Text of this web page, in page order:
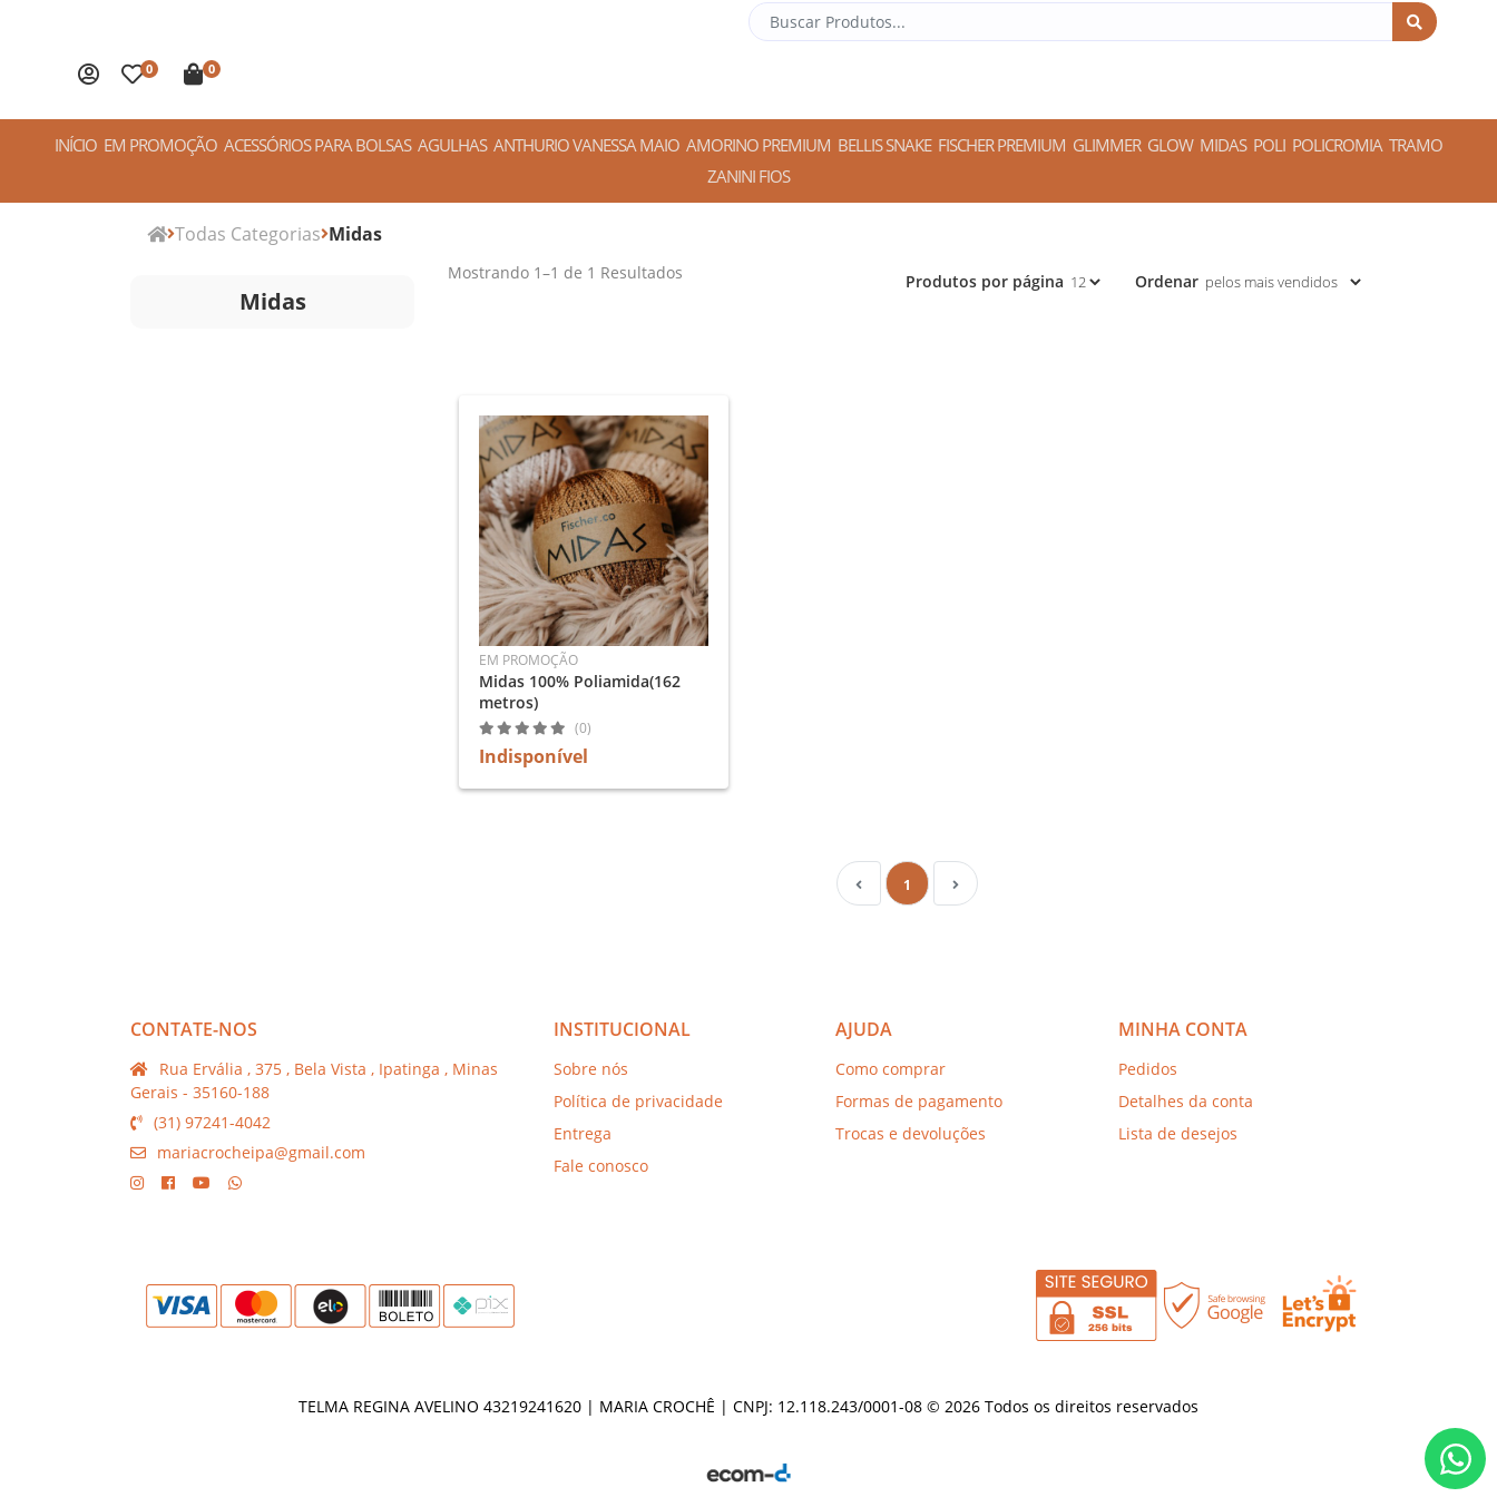
0 0
INÍCIO EM PROMOÇÃO ACESSÓRIOS PARA BOLSAS AGULHAS ANTHURIO VANESSA MAIO AMORINO PREMIUM BELLIS SNAKE FISCHER PREMIUM GLIMMER GLOW MIDAS POLI POLICROMIA TRAMO
ZANINI FIOS
Todas Categorias Midas
Midas
Mostrando 1–1 de 1 Resultados Produtos por página Ordenar
EM PROMOÇÃO
Midas 100% Poliamida(162
metros)
(0)
Indisponível
1
CONTATE-NOS
Rua Ervália , 375 , Bela Vista , Ipatinga , Minas
Gerais - 35160-188
(31) 97241-4042
mariacrocheipa@gmail.com
INSTITUCIONAL
Sobre nós
Política de privacidade
Entrega
Fale conosco
AJUDA
Como comprar
Formas de pagamento
Trocas e devoluções
MINHA CONTA
Pedidos
Detalhes da conta
Lista de desejos
TELMA REGINA AVELINO 43219241620 | MARIA CROCHÊ | CNPJ: 12.118.243/0001-08 © 2026 Todos os direitos reservados